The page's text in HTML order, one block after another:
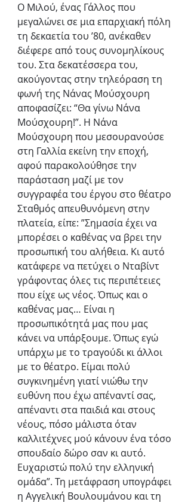
Ο Μιλού, ένας Γάλλος που
μεγαλώνει σε μια επαρχιακή πόλη
τη δεκαετία του ’80, ανέκαθεν
διέφερε από τους συνομηλίκους
του. Στα δεκατέσσερα του,
ακούγοντας στην τηλεόραση τη
φωνή της Νάνας Μούσχουρη
αποφασίζει: “Θα γίνω Νάνα
Μούσχουρη!”. Η Νάνα
Μούσχουρη που μεσουρανούσε
στη Γαλλία εκείνη την εποχή,
αφού παρακολούθησε την
παράσταση μαζί με τον
συγγραφέα του έργου στο θέατρο
Σταθμός απευθυνόμενη στην
πλατεία, είπε: ”Σημασία έχει να
μπορέσει ο καθένας να βρει την
προσωπική του αλήθεια. Κι αυτό
κατάφερε να πετύχει ο Νταβίντ
γράφοντας όλες τις περιπέτειες
που είχε ως νέος. Όπως και ο
καθένας μας… Είναι η
προσωπικότητά μας που μας
κάνει να υπάρξουμε. Όπως εγώ
υπάρχω με το τραγούδι κι άλλοι
με το θέατρο. Είμαι πολύ
συγκινημένη γιατί νιώθω την
ευθύνη που έχω απέναντί σας,
απέναντι στα παιδιά και στους
νέους, πόσο μάλιστα όταν
καλλιτέχνες μού κάνουν ένα τόσο
σπουδαίο δώρο σαν κι αυτό.
Ευχαριστώ πολύ την ελληνική
ομάδα”. Τη μετάφραση υπογράφει
η Αγγελική Βουλουμάνου και τη